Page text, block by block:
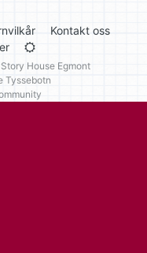
Kontakt oss
Story House Egmont
Tyssebotn